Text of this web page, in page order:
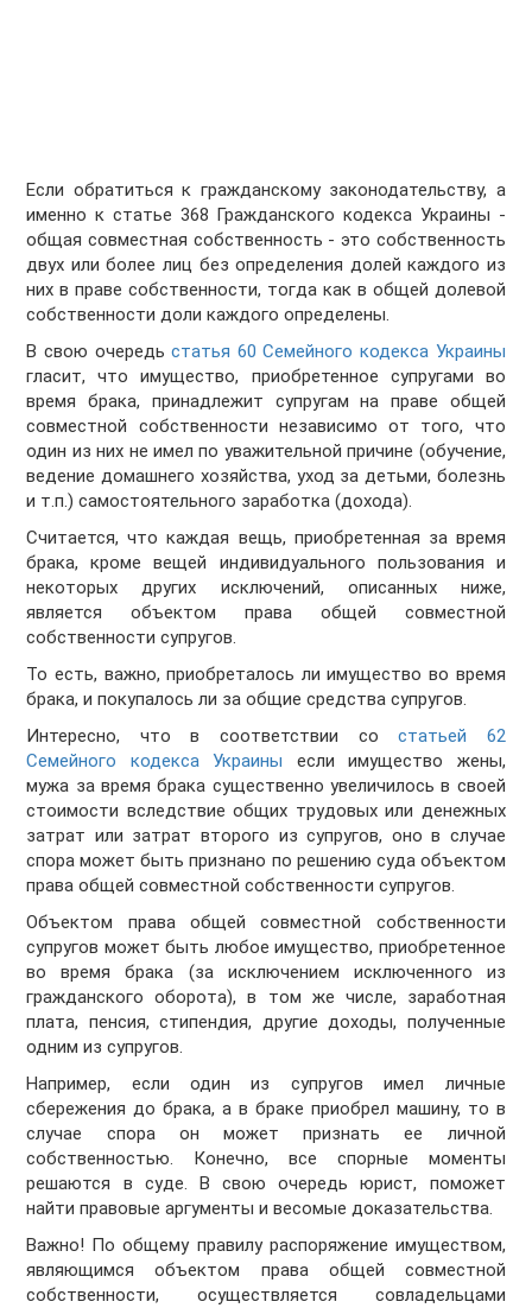
Если обратиться к гражданскому законодательству, а
именно к статье 368 Гражданского кодекса Украины -
общая совместная собственность - это собственность
двух или более лиц без определения долей каждого из
них в праве собственности, тогда как в общей долевой
собственности доли каждого определены.
В свою очередьстатья 60 Семейного кодекса Украины
гласит, что имущество, приобретенное супругами во
время брака, принадлежит супругам на праве общей
совместной собственности независимо от того, что
один из них не имел по уважительной причине (обучение,
ведение домашнего хозяйства, уход за детьми, болезнь
и т.п.) самостоятельного заработка (дохода).
Считается, что каждая вещь, приобретенная за время
брака, кроме вещей индивидуального пользования и
некоторых других исключений, описанных ниже,
является объектом права общей совместной
собственности супругов.
То есть, важно, приобреталось ли имущество во время
брака, и покупалось ли за общие средства супругов.
Интересно, что в соответствии состатьей 62
Семейного кодекса Украины если имущество жены,
мужа за время брака существенно увеличилось в своей
стоимости вследствие общих трудовых или денежных
затрат или затрат второго из супругов, оно в случае
спора может быть признано по решению суда объектом
права общей совместной собственности супругов.
Объектом права общей совместной собственности
супругов может быть любое имущество, приобретенное
во время брака (за исключением исключенного из
гражданского оборота), в том же числе, заработная
плата, пенсия, стипендия, другие доходы, полученные
одним из супругов.
Например, если один из супругов имел личные
сбережения до брака, а в браке приобрел машину, то в
случае спора он может признать ее личной
собственностью. Конечно, все спорные моменты
решаются в суде. В свою очередь юрист, поможет
найти правовые аргументы и весомые доказательства.
Важно! По общему правилу распоряжение имуществом,
являющимся объектом права общей совместной
собственности, осуществляется совладельцами